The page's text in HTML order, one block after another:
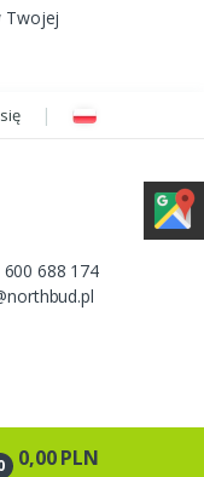
Twojej
600 688 174
0,00 PLN